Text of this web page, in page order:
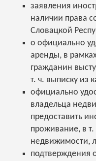
заявления
наличии права
Словацкой
o официально
аренды, в
гражданин
т. ч. выписку из
официально
владельца
предоставить
проживание, в т.
недвижимости,
подтверждения